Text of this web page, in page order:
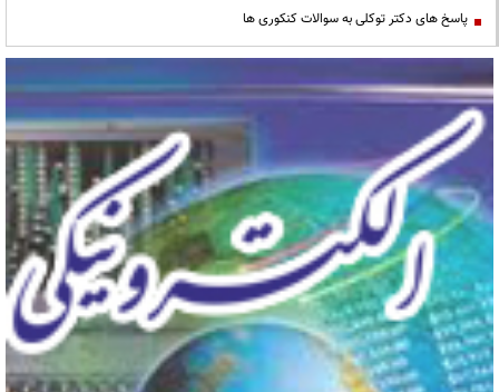
پاسخ های دکتر توکلی به سوالات کنکوری ها